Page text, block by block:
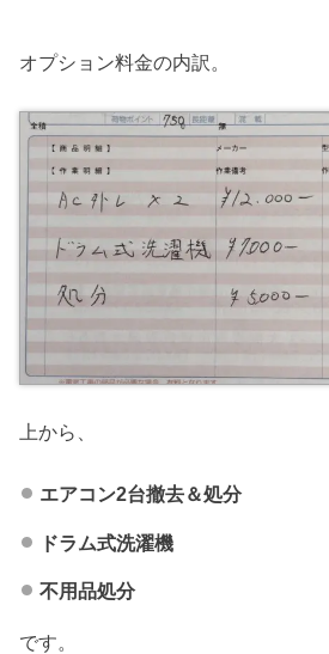
オプション料金の内訳。
上から、
エアコン2台撤去＆処分
ドラム式洗濯機
不用品処分
です。